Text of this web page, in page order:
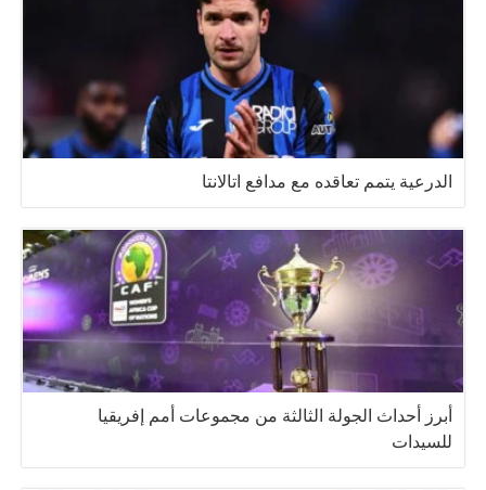
الدرعية يتمم تعاقده مع مدافع اتالانتا
أبرز أحداث الجولة الثالثة من مجموعات أمم إفريقيا
للسيدات